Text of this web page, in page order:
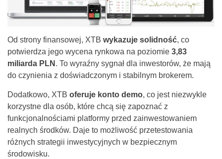
Od strony finansowej, XTB wykazuje solidność, co
potwierdza jego wycena rynkowa na poziomie 3,83
miliarda PLN . To wyraźny sygnał dla inwestorów, że mają
do czynienia z doświadczonym i stabilnym brokerem.
Dodatkowo, XTB oferuje konto demo, co jest niezwykle
korzystne dla osób, które chcą się zapoznać z
funkcjonalnościami platformy przed zainwestowaniem
realnych środków. Daje to możliwość przetestowania
różnych strategii inwestycyjnych w bezpiecznym
środowisku.